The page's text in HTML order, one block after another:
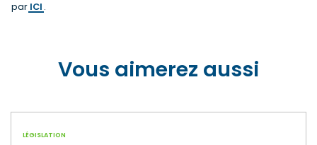
par ICI .
Vous aimerez aussi
LÉGISLATION